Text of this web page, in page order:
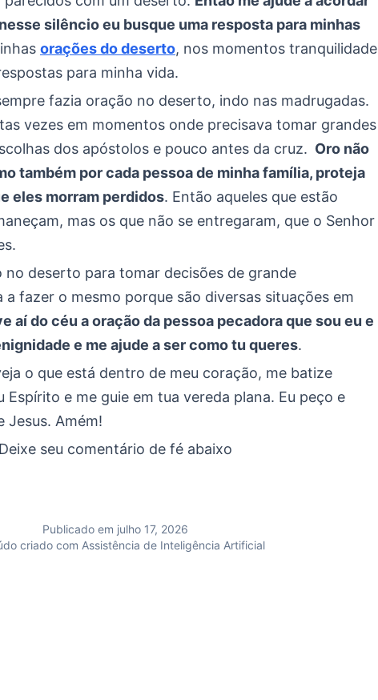
silêncio eu busque uma resposta para minhas
orações do deserto, nos momentos tranquilidade
para minha vida.
fazia oração no deserto, indo nas madrugadas.
vezes em momentos onde precisava tomar grandes
dos apóstolos e pouco antes da cruz. Oro não
também por cada pessoa de minha família, proteja
eles morram perdidos. Então aqueles que estão
mas os que não se entregaram, que o Senhor
no deserto para tomar decisões de grande
a fazer o mesmo porque são diversas situações em
aí do céu a oração da pessoa pecadora que sou eu e
e me ajude a ser como tu queres.
o que está dentro de meu coração, me batize
Espírito e me guie em tua vereda plana. Eu peço e
Jesus. Amém!
Deixe seu comentário de fé abaixo
Publicado em julho 17, 2026
criado com Assistência de Inteligência Artificial